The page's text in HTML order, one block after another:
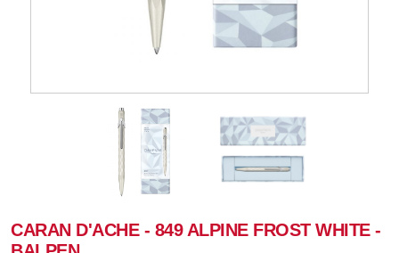
CARAN D'ACHE - 849 ALPINE FROST WHITE -